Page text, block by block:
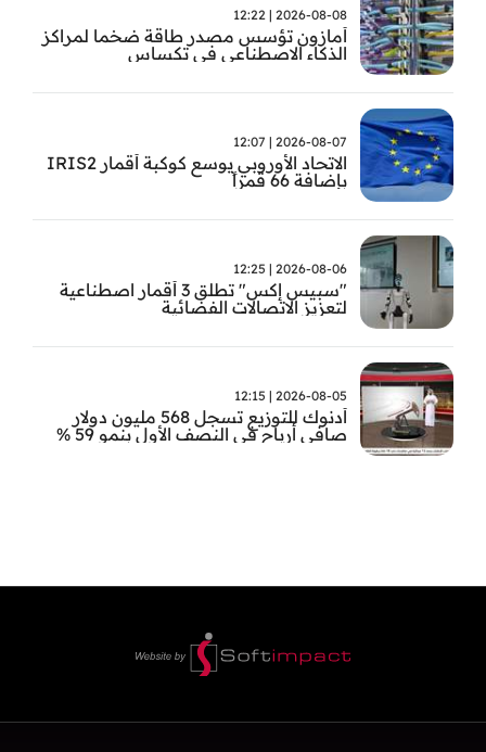
2026-08-08 | 12:22
أمازون تؤسس مصدر طاقة ضخما لمراكز
الذكاء الاصطناعي في تكساس
2026-08-07 | 12:07
الاتحاد الأوروبي يوسع كوكبة أقمار IRIS2
بإضافة 66 قمراً
2026-08-06 | 12:25
"سبيس إكس" تطلق 3 أقمار اصطناعية
لتعزيز الاتصالات الفضائية
2026-08-05 | 12:15
أدنوك للتوزيع تسجل 568 مليون دولار
صافي أرباح في النصف الأول بنمو 59 %